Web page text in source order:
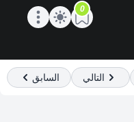
Open main menu
0
Previous
السابق التالي
Next